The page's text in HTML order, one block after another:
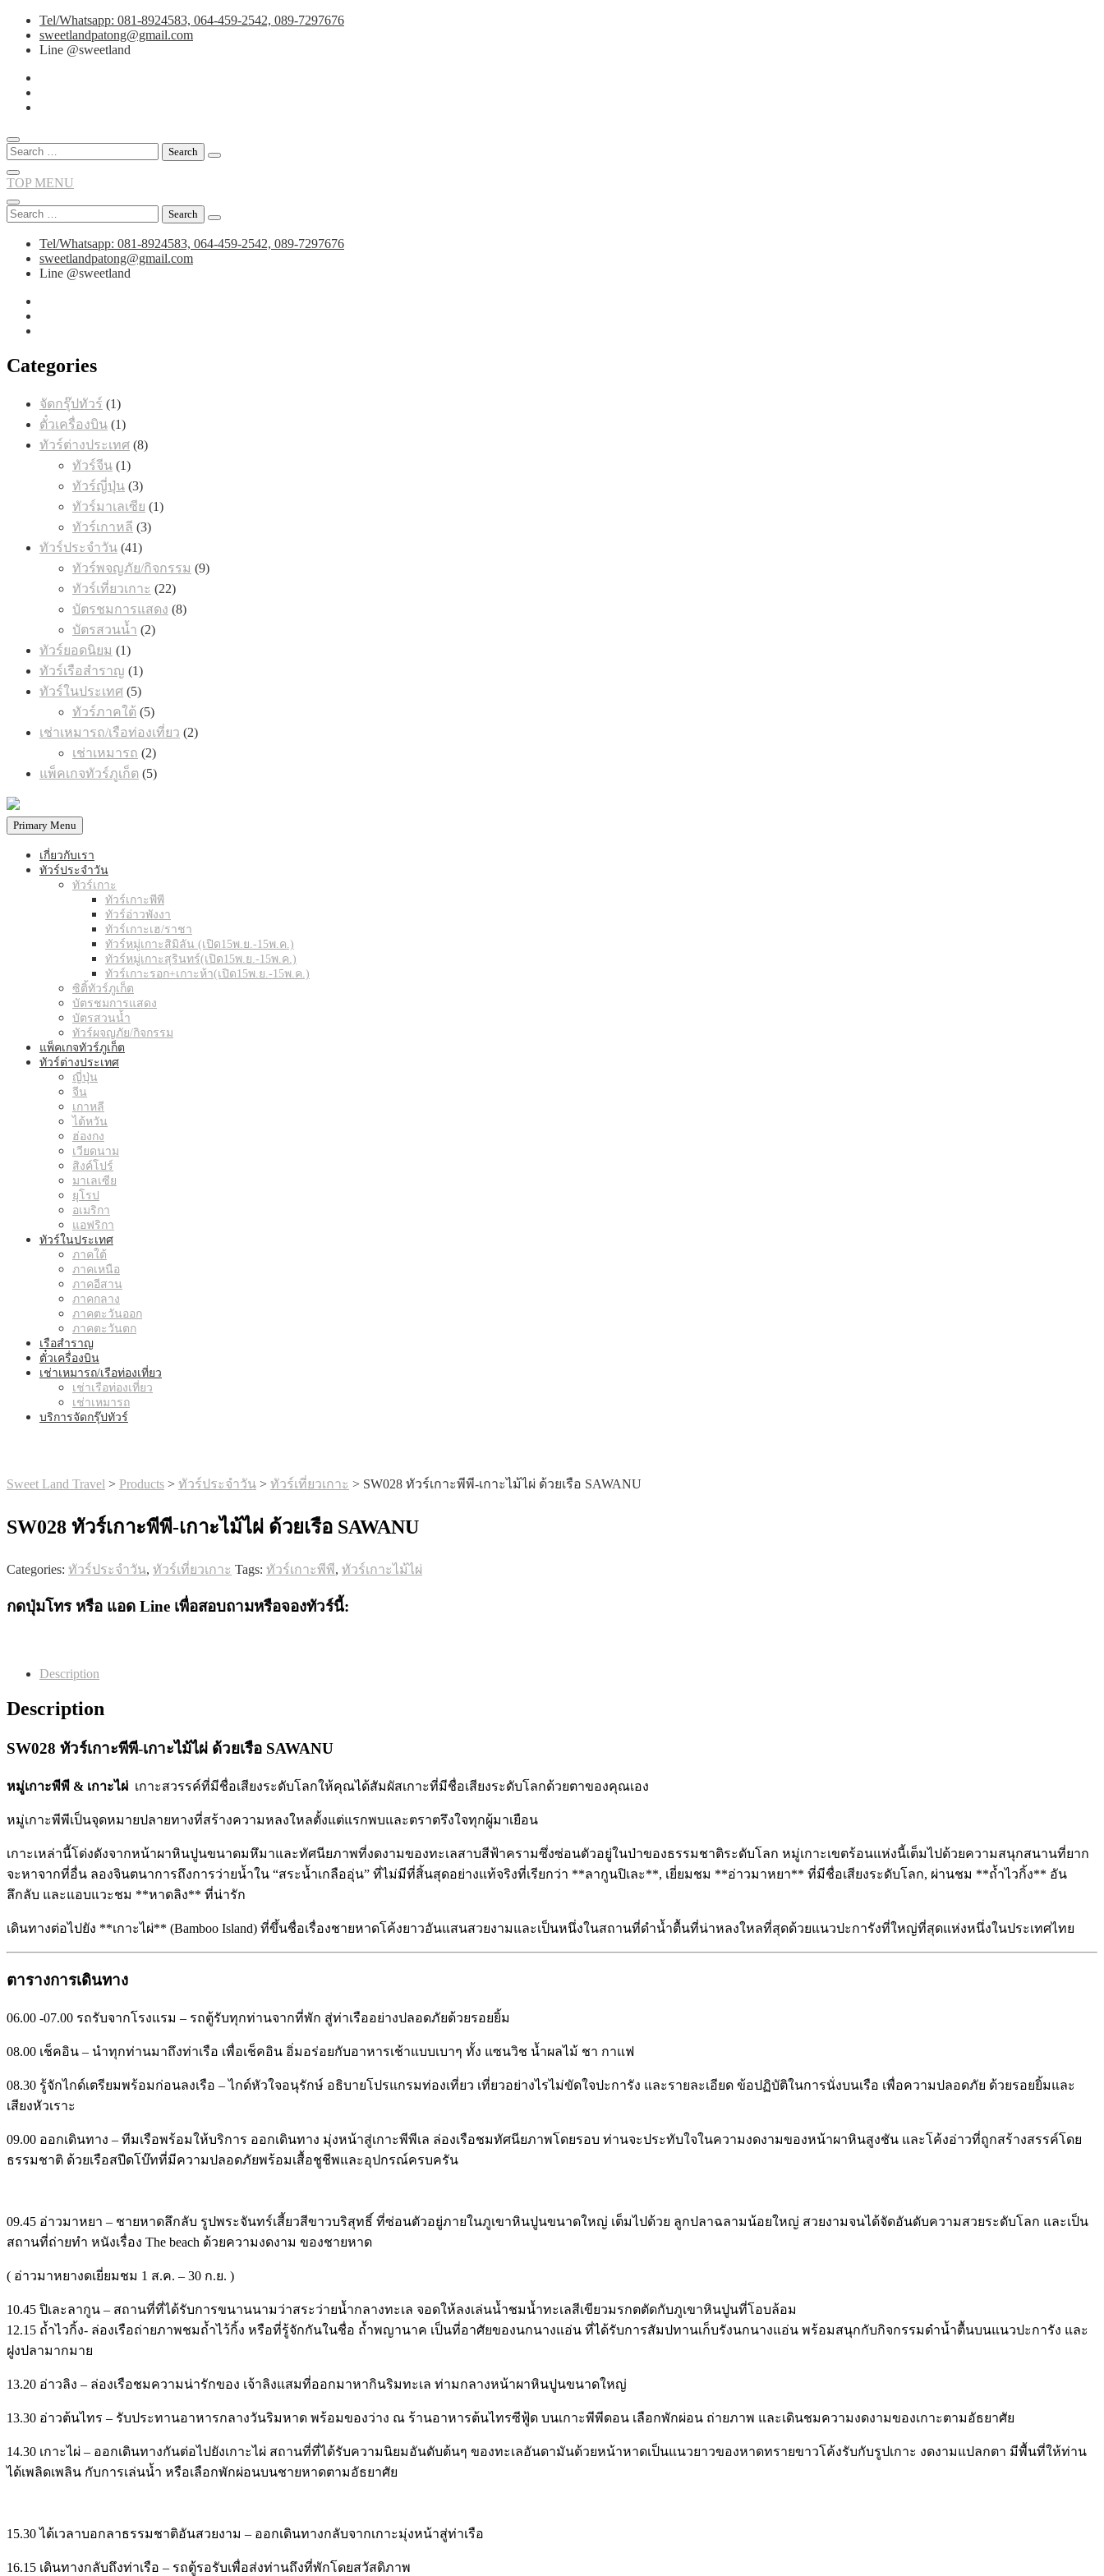
Skip
content
Tel/Whatsapp: 081-8924583, 064-459-2542, 089-7297676
sweetlandpatong@gmail.com
Line @sweetland
Search
for:
TOP MENU
Search
for:
Tel/Whatsapp: 081-8924583, 064-459-2542, 089-7297676
sweetlandpatong@gmail.com
Line @sweetland
Categories
จัดกรุ๊ปทัวร์ 11
product
ตั๋วเครื่องบิน 11
product
ทัวร์ต่างประเทศ 88
products
ทัวร์จีน 11
product
ทัวร์ญี่ปุ่น 33
products
ทัวร์มาเลเซีย 11
product
ทัวร์เกาหลี 33
products
ทัวร์ประจำวัน 4141
products
ทัวร์พจญภัย/กิจกรรม 99
products
ทัวร์เที่ยวเกาะ 2222
products
บัตรชมการแสดง 88
products
บัตรสวนน้ำ 22
products
ทัวร์ยอดนิยม 11
product
ทัวร์เรือสำราญ 11
product
ทัวร์ในประเทศ 55
products
ทัวร์ภาคใต้ 55
products
เช่าเหมารถ/เรือท่องเที่ยว 22
products
เช่าเหมารถ 22
products
แพ็คเกจทัวร์ภูเก็ต 55
products
Primary Menu
เกี่ยวกับเรา
ทัวร์ประจำวัน
ทัวร์เกาะ
ทัวร์เกาะพีพี
ทัวร์อ่าวพังงา
ทัวร์เกาะเฮ/ราชา
ทัวร์หมู่เกาะสิมิลัน (เปิด15พ.ย.-15พ.ค.)
ทัวร์หมู่เกาะสุรินทร์(เปิด15พ.ย.-15พ.ค.)
ทัวร์เกาะรอก+เกาะห้า(เปิด15พ.ย.-15พ.ค.)
ซิติ้ทัวร์ภูเก็ต
บัตรชมการแสดง
บัตรสวนน้ำ
ทัวร์ผจญภัย/กิจกรรม
แพ็คเกจทัวร์ภูเก็ต
ทัวร์ต่างประเทศ
ญี่ปุ่น
จีน
เกาหลี
ไต้หวัน
ฮ่องกง
เวียดนาม
สิงค์โปร์
มาเลเซีย
ยุโรป
อเมริกา
แอฟริกา
ทัวร์ในประเทศ
ภาคใต้
ภาคเหนือ
ภาคอีสาน
ภาคกลาง
ภาคตะวันออก
ภาคตะวันตก
เรือสำราญ
ตั๋วเครื่องบิน
เช่าเหมารถ/เรือท่องเที่ยว
เช่าเรือท่องเที่ยว
เช่าเหมารถ
บริการจัดกรุ๊ปทัวร์
Sweet Land Travel > Products > ทัวร์ประจำวัน > ทัวร์เที่ยวเกาะ > SW028 ทัวร์เกาะพีพี-เกาะไม้ไผ่ ด้วยเรือ SAWANU
SW028 ทัวร์เกาะพีพี-เกาะไม้ไผ่ ด้วยเรือ SAWANU
Categories: ทัวร์ประจำวัน, ทัวร์เที่ยวเกาะ Tags: ทัวร์เกาะพีพี, ทัวร์เกาะไม้ไผ่
กดปุ่มโทร หรือ แอด Line เพื่อสอบถามหรือจองทัวร์นี้:
Description
Description
SW028 ทัวร์เกาะพีพี-เกาะไม้ไผ่ ด้วยเรือ SAWANU
หมู่เกาะพีพี & เกาะไผ่ เกาะสวรรค์ที่มีชื่อเสียงระดับโลกให้คุณได้สัมผัสเกาะที่มีชื่อเสียงระดับโลกด้วยตาของคุณเอง
หมู่เกาะพีพีเป็นจุดหมายปลายทางที่สร้างความหลงใหลตั้งแต่แรกพบและตราตรึงใจทุกผู้มาเยือน
เกาะเหล่านี้โด่งดังจากหน้าผาหินปูนขนาดมหึมาและทัศนียภาพที่งดงามของทะเลสาบสีฟ้าครามซึ่งซ่อนตัวอยู่ในป่าของธรรมชาติระดับโลก หมู่เกาะเขตร้อนแห่งนี้เต็มไปด้วยความสนุกสนานที่ยาก
จะหาจากที่อื่น ลองจินตนาการถึงการว่ายน้ำใน “สระน้ำเกลืออุ่น” ที่ไม่มีที่สิ้นสุดอย่างแท้จริงที่เรียกว่า **ลากูนปิเละ**, เยี่ยมชม **อ่าวมาหยา** ที่มีชื่อเสียงระดับโลก, ผ่านชม **ถ้ำไวกิ้ง** อัน
ลึกลับ และแอบแวะชม **หาดลิง** ที่น่ารัก
เดินทางต่อไปยัง **เกาะไผ่** (Bamboo Island) ที่ขึ้นชื่อเรื่องชายหาดโค้งยาวอันแสนสวยงามและเป็นหนึ่งในสถานที่ดำน้ำตื้นที่น่าหลงใหลที่สุดด้วยแนวปะการังที่ใหญ่ที่สุดแห่งหนึ่งในประเทศไทย
ตารางการเดินทาง
06.00 -07.00 รถรับจากโรงแรม – รถตู้รับทุกท่านจากที่พัก สู่ท่าเรืออย่างปลอดภัยด้วยรอยยิ้ม
08.00 เช็คอิน – นำทุกท่านมาถึงท่าเรือ เพื่อเช็คอิน อิ่มอร่อยกับอาหารเช้าแบบเบาๆ ทั้ง แซนวิช น้ำผลไม้ ชา กาแฟ
08.30 รู้จักไกด์เตรียมพร้อมก่อนลงเรือ – ไกด์หัวใจอนุรักษ์ อธิบายโปรแกรมท่องเที่ยว เที่ยวอย่างไรไม่ขัดใจปะการัง และรายละเอียด ข้อปฏิบัติในการนั่งบนเรือ เพื่อความปลอดภัย ด้วยรอยยิ้มและ
เสียงหัวเราะ
09.00 ออกเดินทาง – ทีมเรือพร้อมให้บริการ ออกเดินทาง มุ่งหน้าสู่เกาะพีพีเล ล่องเรือชมทัศนียภาพโดยรอบ ท่านจะประทับใจในความงดงามของหน้าผาหินสูงชัน และโค้งอ่าวที่ถูกสร้างสรรค์โดย
ธรรมชาติ ด้วยเรือสปีดโบ๊ทที่มีความปลอดภัยพร้อมเสื้อชูชีพและอุปกรณ์ครบครัน
09.45 อ่าวมาหยา – ชายหาดลึกลับ รูปพระจันทร์เสี้ยวสีขาวบริสุทธิ์ ที่ซ่อนตัวอยู่ภายในภูเขาหินปูนขนาดใหญ่ เต็มไปด้วย ลูกปลาฉลามน้อยใหญ่ สวยงามจนได้จัดอันดับความสวยระดับโลก และเป็น
สถานที่ถ่ายทำ หนังเรื่อง The beach ด้วยความงดงาม ของชายหาด
( อ่าวมาหยางดเยี่ยมชม 1 ส.ค. – 30 ก.ย. )
10.45 ปิเละลากูน – สถานที่ที่ได้รับการขนานนามว่าสระว่ายน้ำกลางทะเล จอดให้ลงเล่นน้ำชมน้ำทะเลสีเขียวมรกตตัดกับภูเขาหินปูนที่โอบล้อม
12.15 ถ้ำไวกิ้ง- ล่องเรือถ่ายภาพชมถ้ำไว้กิ้ง หรือที่รู้จักกันในชื่อ ถ้ำพญานาค เป็นที่อาศัยของนกนางแอ่น ที่ได้รับการสัมปทานเก็บรังนกนางแอ่น พร้อมสนุกกับกิจกรรมดำน้ำตื้นบนแนวปะการัง และ
ฝูงปลามากมาย
13.20 อ่าวลิง – ล่องเรือชมความน่ารักของ เจ้าลิงแสมที่ออกมาหากินริมทะเล ท่ามกลางหน้าผาหินปูนขนาดใหญ่
13.30 อ่าวต้นไทร – รับประทานอาหารกลางวันริมหาด พร้อมของว่าง ณ ร้านอาหารต้นไทรซีฟู้ด บนเกาะพีพีดอน เลือกพักผ่อน ถ่ายภาพ และเดินชมความงดงามของเกาะตามอัธยาศัย
14.30 เกาะไผ่ – ออกเดินทางกันต่อไปยังเกาะไผ่ สถานที่ที่ได้รับความนิยมอันดับต้นๆ ของทะเลอันดามันด้วยหน้าหาดเป็นแนวยาวของหาดทรายขาวโค้งรับกับรูปเกาะ งดงามแปลกตา มีพื้นที่ให้ท่าน
ได้เพลิดเพลิน กับการเล่นน้ำ หรือเลือกพักผ่อนบนชายหาดตามอัธยาศัย
15.30ได้เวลาบอกลาธรรมชาติอันสวยงาม – ออกเดินทางกลับจากเกาะมุ่งหน้าสู่ท่าเรือ
16.15 เดินทางกลับถึงท่าเรือ – รถตู้รอรับเพื่อส่งท่านถึงที่พักโดยสวัสดิภาพ